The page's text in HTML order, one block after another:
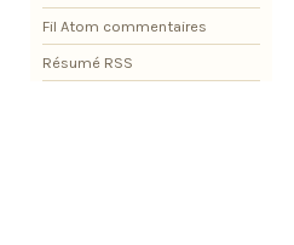
Fil Atom commentaires
Résumé RSS